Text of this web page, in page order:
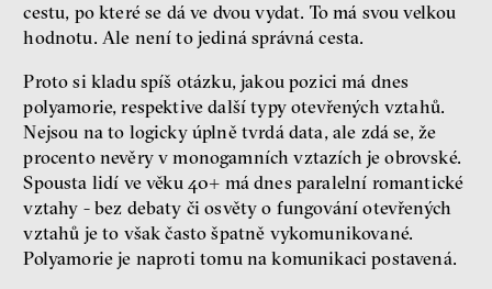
cestu, po které se dá ve dvou vydat. To má svou velkou
hodnotu. Ale není to jediná správná cesta.
Proto si kladu spíš otázku, jakou pozici má dnes
polyamorie, respektive další typy otevřených vztahů.
Nejsou na to logicky úplně tvrdá data, ale zdá se, že
procento nevěry v monogamních vztazích je obrovské.
Spousta lidí ve věku 40+ má dnes paralelní romantické
vztahy - bez debaty či osvěty o fungování otevřených
vztahů je to však často špatně vykomunikované.
Polyamorie je naproti tomu na komunikaci postavená.